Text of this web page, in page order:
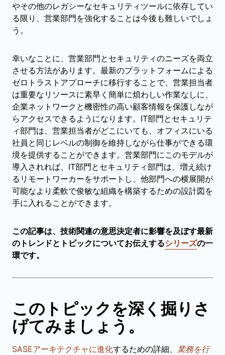
やその他のレガシーなセキュリティツールに依存してい
る限り、営業部門を強化することは今後も難しいでしょ
う。
幸いなことに、営業部門とセキュリティのニーズを両立
させる方法があります。最新のプラットフォームによる
ゼロトラストアプローチに移行することで、営業担当者
は重要なリソースに素早く簡単に煩わしい作業なしに、
企業ネットワークと機密性の高い顧客情報を保護しなが
らアクセスできるようになります。IT部門とセキュリテ
ィ部門は、営業担当者がどこにいても、オフィスにいる
社員と同じレベルの制御を維持しながら仕事ができる環
境を提供することができます。営業部門にこのモデルが
導入されれば、IT部門とセキュリティ部門は、増え続け
るリモートワーカーをサポートし、他部門への横展開が
可能なより柔軟で俊敏な組織を構築するための設計図を
手に入れることができます。
この記事は、技術関連の意思決定者に影響を及ぼす最新
のトレンドとトピックについてお伝えするシリーズの一
環です。
このトピックを深く掘りさ
げてみましょう。
SASEアーキテクチャに進化するための詳細、 業務を行